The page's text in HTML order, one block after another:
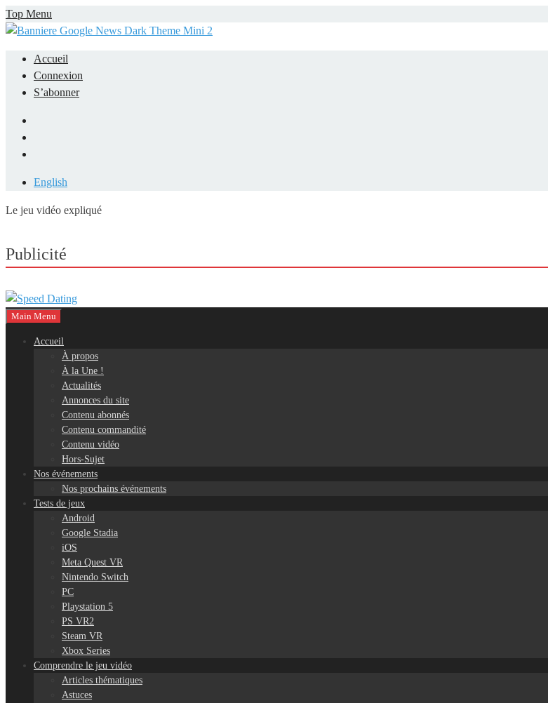
Skip
to
Top Menu
Accueil
Connexion
S’abonner
English
Le jeu vidéo expliqué
Publicité
Main Menu
Accueil
À propos
À la Une !
Actualités
Annonces du site
Contenu abonnés
Contenu commandité
Contenu vidéo
Hors-Sujet
Nos événements
Nos prochains événements
Tests de jeux
Android
Google Stadia
iOS
Meta Quest VR
Nintendo Switch
PC
Playstation 5
PS VR2
Steam VR
Xbox Series
Comprendre le jeu vidéo
Articles thématiques
Astuces